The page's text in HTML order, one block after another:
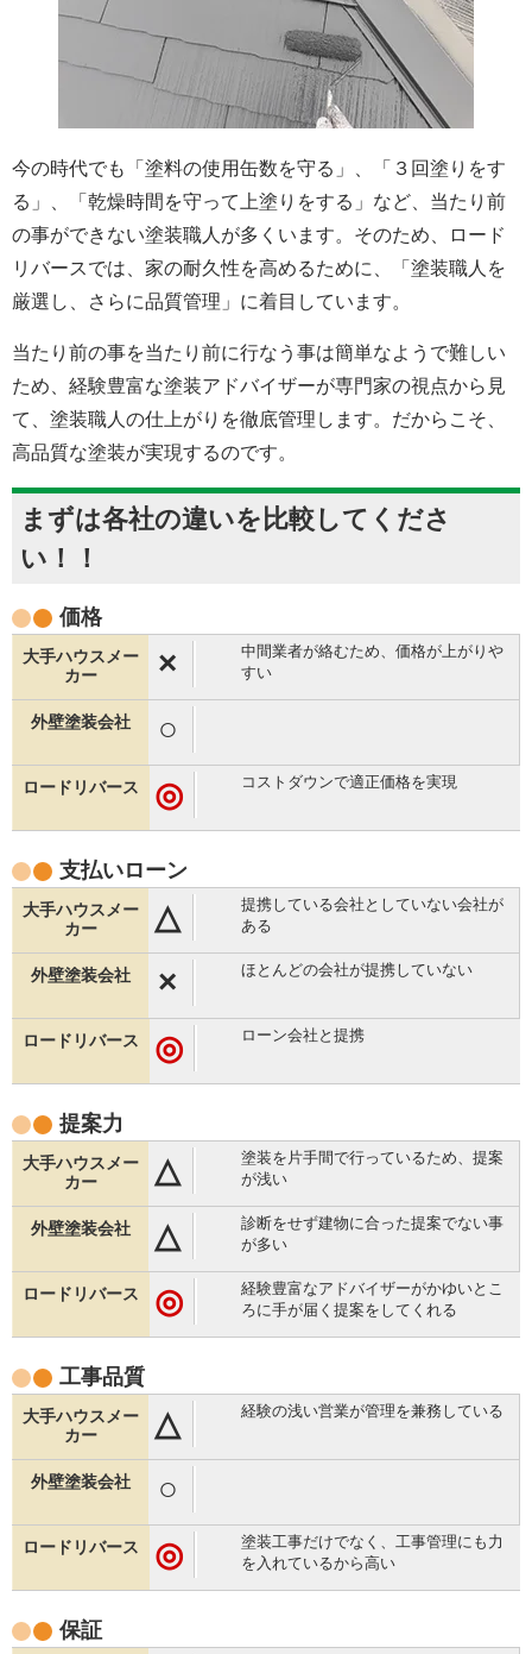
今の時代でも「塗料の使用缶数を守る」、「３回塗りをす
る」、「乾燥時間を守って上塗りをする」など、当たり前
の事ができない塗装職人が多くいます。そのため、ロード
リバースでは、家の耐久性を高めるために、「塗装職人を
厳選し、さらに品質管理」に着目しています。
当たり前の事を当たり前に行なう事は簡単なようで難しい
ため、経験豊富な塗装アドバイザーが専門家の視点から見
て、塗装職人の仕上がりを徹底管理します。だからこそ、
高品質な塗装が実現するのです。
まずは各社の違いを比較してくださ
い！！
価格
×
中間業者が絡むため、価格が上がりや
すい
○
◎
コストダウンで適正価格を実現
支払いローン
△
提携している会社としていない会社が
ある
× ほとんどの会社が提携していない
◎ ローン会社と提携
提案力
△
塗装を片手間で行っているため、提案
が浅い
△
診断をせず建物に合った提案でない事
が多い
◎
経験豊富なアドバイザーがかゆいとこ
ろに手が届く提案をしてくれる
工事品質
△ 経験の浅い営業が管理を兼務している
○
◎
塗装工事だけでなく、工事管理にも力
を入れているから高い
保証